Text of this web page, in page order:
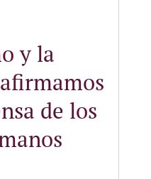
y la
de los